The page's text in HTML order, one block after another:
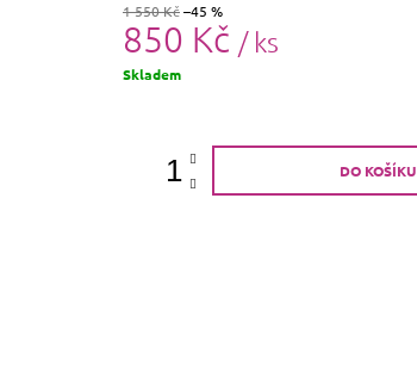
1 550 Kč–45 %
850 Kč / ks
Měrná
Skladem
DO KOŠÍKU